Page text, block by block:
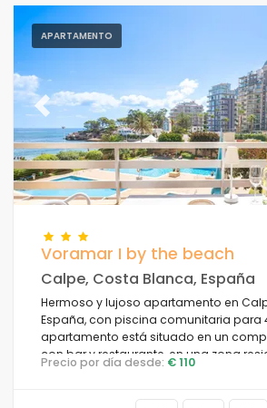
APARTAMENTO
Previous
Voramar I by the beach
Calpe, Costa Blanca, España
Hermoso y lujoso apartamento en
España, con piscina comunitaria para
apartamento está situado en un
con bar y restaurante, en una zona
cerca de tiendas y supermercados, a
Precio por día desde: € 110